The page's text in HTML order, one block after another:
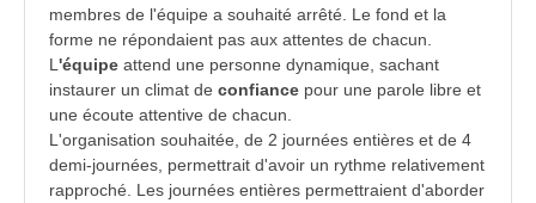
membres de l'équipe a souhaité arrêté. Le fond et la
forme ne répondaient pas aux attentes de chacun.
L 'équipe attend une personne dynamique , sachant
instaurer un climat de confiance pour une parole libre et
une écoute attentive de chacun.
L'organisation souhaitée, de 2 journées entières et de 4
demi-journées, permettrait d'avoir un rythme relativement
rapproché. Les journées entières permettraient d'aborder